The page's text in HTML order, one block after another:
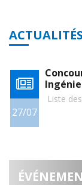
ACTUALITÉS
27/07
Liste